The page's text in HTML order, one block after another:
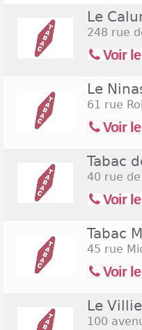
sont à votre
feuilles ou vos
Jours et Horaires
Vous souhaitez
Montreuil ? Ici, on
vie plus facile.
adresses travaillent
portons à votre
restent identiques à
tabac en bas de
août 2026
ououverts
Le
248 rue
Voir
Le
61 rue
Voir
Tabac
40 rue
Voir
Tabac
45 rue
Voir
Le
100